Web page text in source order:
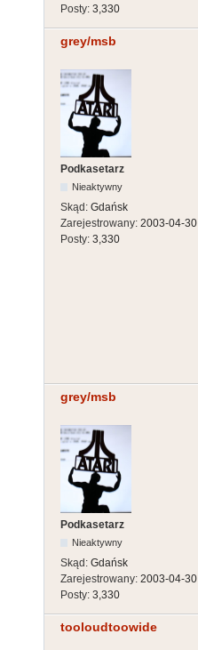
Posty: 3,330
grey/msb
Podkasetarz
Nieaktywny
Skąd: Gdańsk
Zarejestrowany: 2003-04-30
Posty: 3,330
grey/msb
Podkasetarz
Nieaktywny
Skąd: Gdańsk
Zarejestrowany: 2003-04-30
Posty: 3,330
tooloudtoowide